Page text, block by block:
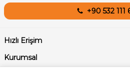
+90 532 111
Hızlı Erişim
Kurumsal